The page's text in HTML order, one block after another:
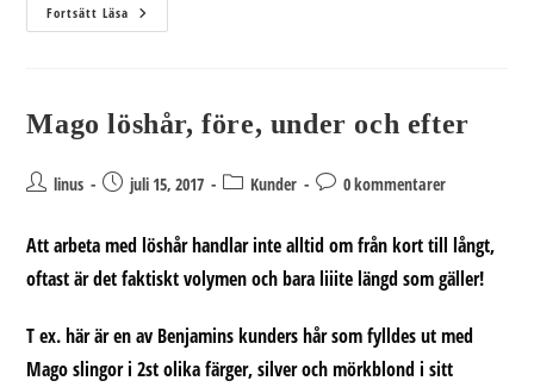
Fortsätt Läsa Bröllop
I
Mago löshår, före, under och efter
Inläggsförfattare:
linus
Inläggetjuli 15, 2017 Inläggskategori:
Kunder
Kommentarer
inlägget:
0 kommentarer
Att arbeta med löshår handlar inte alltid om från kort till långt,
oftast är det faktiskt volymen och bara liiite längd som gäller!
T ex. här är en av Benjamins kunders hår som fylldes ut med
Mago slingor i 2st olika färger, silver och mörkblond i sitt